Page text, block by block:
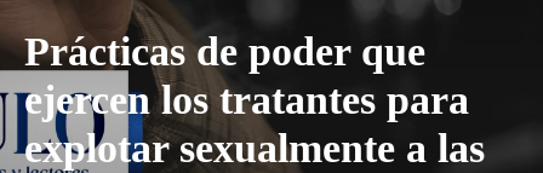
Prácticas de poder que
ejercen los tratantes para
explotar sexualmente a las